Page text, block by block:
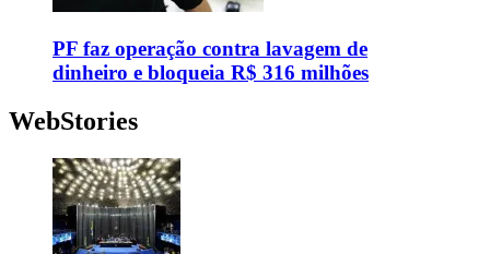
PF faz operação contra lavagem de
dinheiro e bloqueia R$ 316 milhões
WebStories